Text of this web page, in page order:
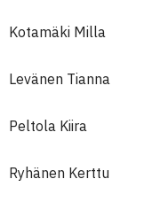
Kotamäki Milla
Levänen Tianna
Peltola Kiira
Ryhänen Kerttu